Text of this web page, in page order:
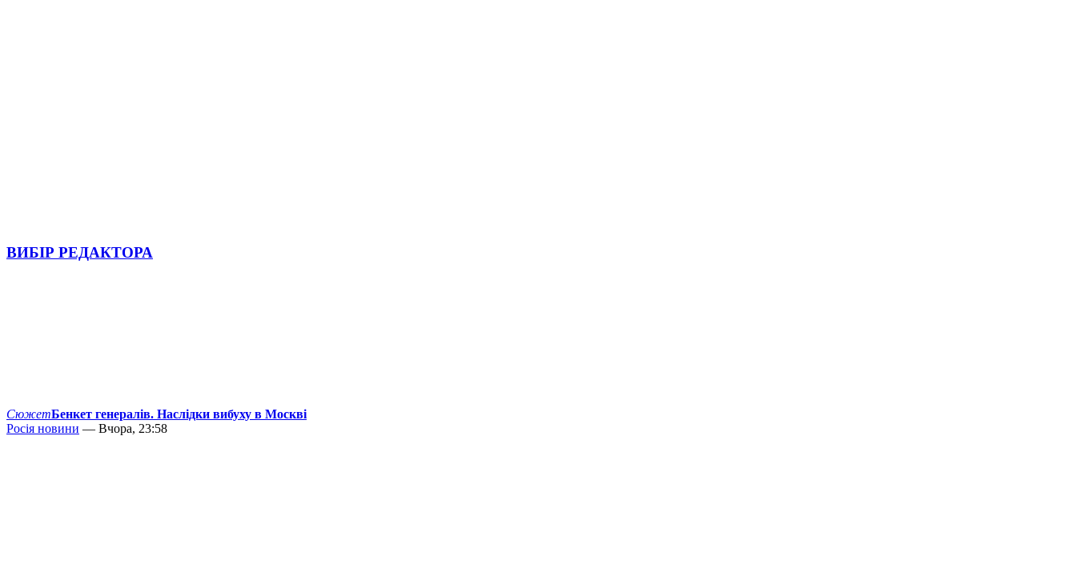
ВИБІР РЕДАКТОРА
СюжетБенкет генералів. Наслідки вибуху в Москві
Росія новини — Вчора, 23:58